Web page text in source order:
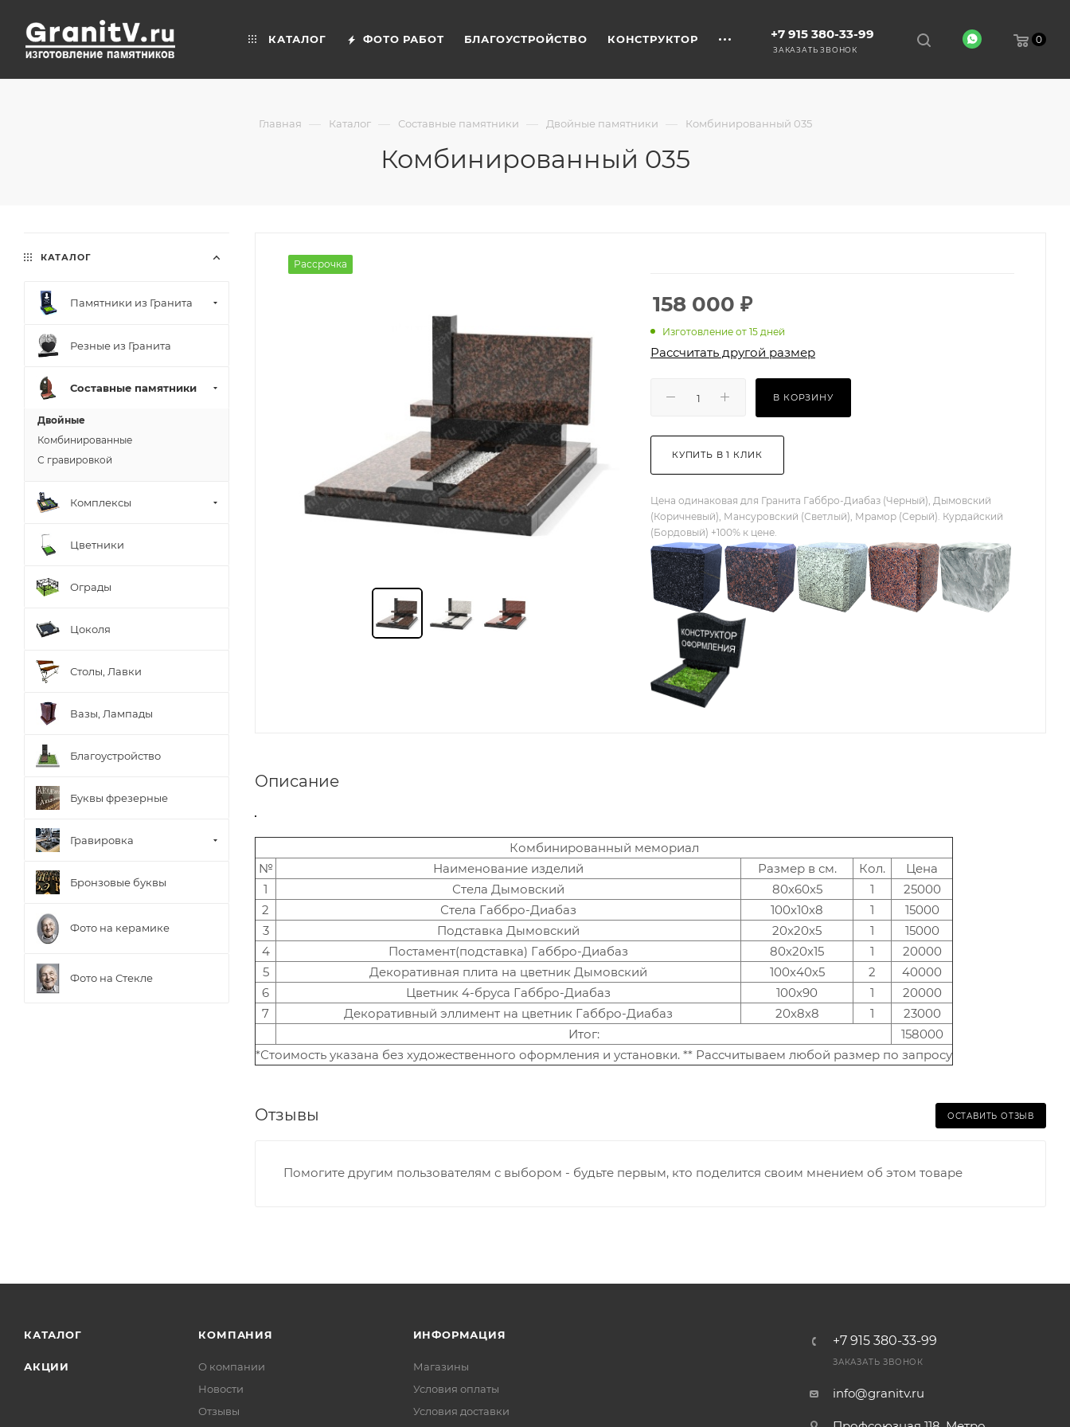
+7 915 380-33-99
ЗАКАЗАТЬ ЗВОНОК
0
КАТАЛОГ ФОТО РАБОТ БЛАГОУСТРОЙСТВО КОНСТРУКТОР
Главная — Каталог — Составные памятники — Двойные памятники — Комбинированный 035
Комбинированный 035
Рассрочка
158 000 ₽
Изготовление от 15 дней
Рассчитать другой размер
В КОРЗИНУ
КУПИТЬ В 1 КЛИК
Цена одинаковая для Гранита Габбро-Диабаз (Черный), Дымовский
(Коричневый), Мансуровский (Светлый), Мрамор (Серый). Курдайский
(Бордовый) +100% к цене.
Описание
Комбинированный мемориал
№
Наименование изделий Размер в см. Кол.
Цена
1
Стела Дымовский 80х60х5 1
25000
2
Стела Габбро-Диабаз 100х10х8 1
15000
3
Подставка Дымовский 20х20х5 1
15000
4
Постамент(подставка) Габбро-Диабаз 80х20х15 1
20000
5
Декоративная плита на цветник Дымовский 100х40х5 2
40000
6
Цветник 4-бруса Габбро-Диабаз 100х90 1
20000
7
Декоративный эллимент на цветник Габбро-Диабаз 20х8х8 1
23000
Итог:
158000
*Стоимость указана без художественного оформления и установки. ** Рассчитываем любой размер по запросу
Отзывы ОСТАВИТЬ ОТЗЫВ
Помогите другим пользователям с выбором - будьте первым, кто поделится своим мнением об этом товаре
КАТАЛОГ
Памятники из Гранита
Резные из Гранита
Составные памятники
Двойные
Комбинированные
С гравировкой
Комплексы
Цветники
Ограды
Цоколя
Столы, Лавки
Вазы, Лампады
Благоустройство
Буквы фрезерные
Гравировка
Бронзовые буквы
Фото на керамике
Фото на Стекле
КАТАЛОГ
АКЦИИ
КОМПАНИЯ
О компании
Новости
Отзывы
ИНФОРМАЦИЯ
Магазины
Условия оплаты
Условия доставки
+7 915 380-33-99
ЗАКАЗАТЬ ЗВОНОК
info@granitv.ru